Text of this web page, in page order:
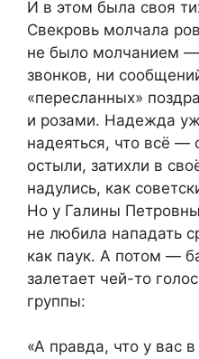
И в этом была своя
Свекровь молчала
не было молчанием
звонков, ни
«пересланных»
и розами. Надежда
надеяться, что всё —
остыли, затихли в
надулись, как
Но у Галины
не любила нападать
как паук. А потом —
залетает чей-то
группы:
«А правда, что у вас